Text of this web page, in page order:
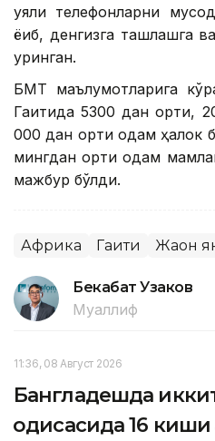
уяли телефонларни
ёқиб, денгизга ташлашга
уринган.
БМТ маълумотларига
Гаитида 5300 дан ортиқ,
000 дан ортиқ одам ҳалок
мингдан ортиқ одам
мажбур бўлди.
Африка Гаити Жаҳон
Бекабат Узаков
Муаллиф
11:36, 08 Август 2026
Бангладешда
ҳодисасида 16 киши